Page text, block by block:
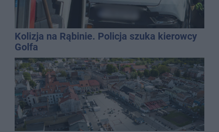
Kolizja na Rąbinie. Policja szuka kierowcy
Golfa